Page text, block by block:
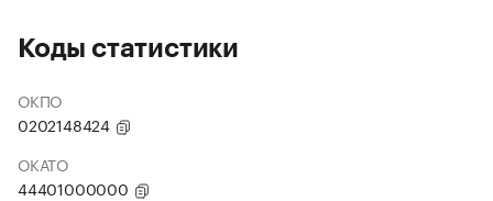
Коды статистики
ОКПО
0202148424
ОКАТО
44401000000